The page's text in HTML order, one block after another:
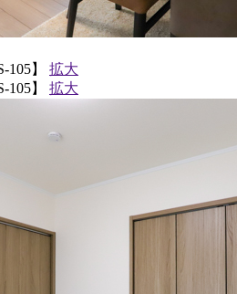
拡大
拡大